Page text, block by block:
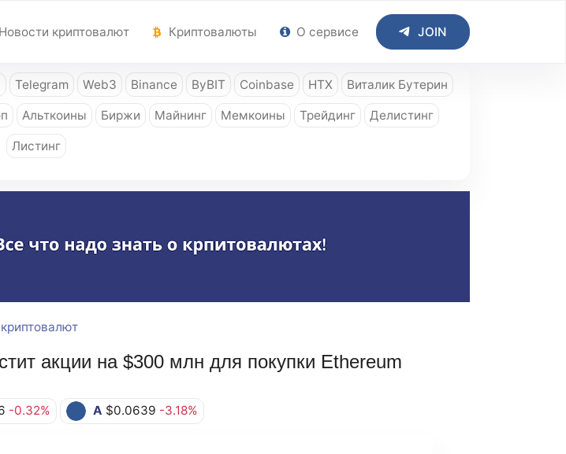
Новости криптовалют Криптовалюты О сервисе JOIN
Telegram Web3 Binance ByBIT Coinbase HTX Виталик Бутерин
Альткоины Биржи Майнинг Мемкоины Трейдинг Делистинг
Листинг
акции на $300 млн для покупки Ethereum
-0.32% A $0.0639 -3.18%